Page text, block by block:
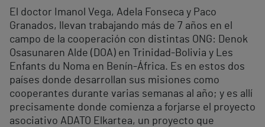
El doctor Imanol Vega, Adela Fonseca y Paco
Granados, llevan trabajando más de 7 años en el
campo de la cooperación con distintas ONG: Denok
Osasunaren Alde (DOA) en Trinidad-Bolivia y Les
Enfants du Noma en Benín-África. Es en estos dos
países donde desarrollan sus misiones como
cooperantes durante varias semanas al año; y es allí
precisamente donde comienza a forjarse el proyecto
asociativo ADATO Elkartea, un proyecto que